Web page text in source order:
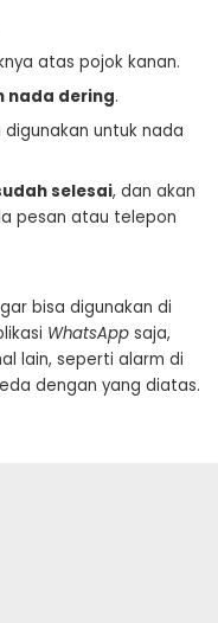
atas pojok kanan.
nada dering.
digunakan untuk nada
selesai, dan akan
pesan atau telepon
bisa digunakan di
WhatsApp saja,
lain, seperti alarm di
dengan yang diatas.